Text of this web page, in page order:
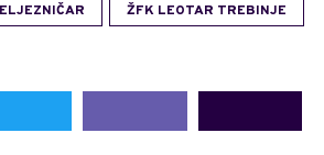
ŽFK LEOTAR TREBINJE